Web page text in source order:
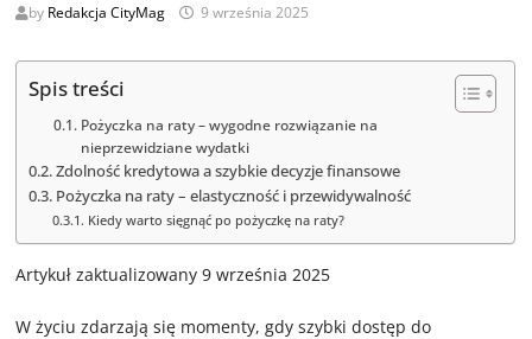
by Redakcja CityMag 9 września 2025
Spis treści
Pożyczka na raty – wygodne rozwiązanie na
nieprzewidziane wydatki
Zdolność kredytowa a szybkie decyzje finansowe
Pożyczka na raty – elastyczność i przewidywalność
Kiedy warto sięgnąć po pożyczkę na raty?
Artykuł zaktualizowany 9 września 2025
W życiu zdarzają się momenty, gdy szybki dostęp do